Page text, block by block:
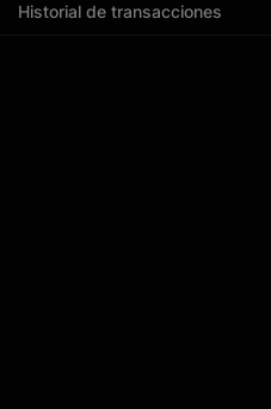
Historial de transacciones